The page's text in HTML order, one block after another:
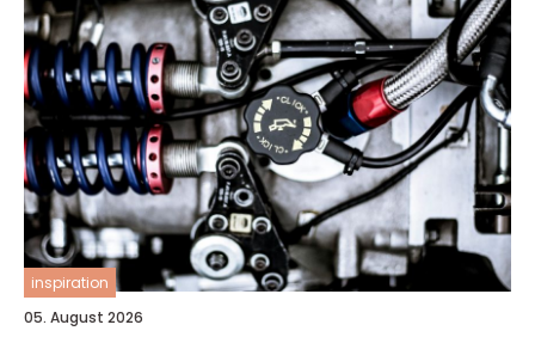
inspiration
05. August 2026